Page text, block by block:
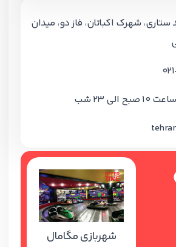
ستاری، شهرک اکباتان، فاز دو، میدان
الی 23 شب
شهربازی مگامال